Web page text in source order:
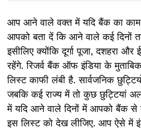
आप आने वाले वक्त में यदि बैंक का
आपको बता दें कि आने वाले कई दिनों
इसीलिए क्योंकि दूर्गा पूजा, दशहरा
रहेंगे. रिजर्व बैंक ऑफ इंडिया के
लिस्ट काफी लंबी है. सार्वजनिक
जबकि कई राज्य में तो कुछ छुट्टियां
में यदि आने वाले दिनों में आपको बैंक
इस लिस्ट को देख लीजिए. आप ऐसे में